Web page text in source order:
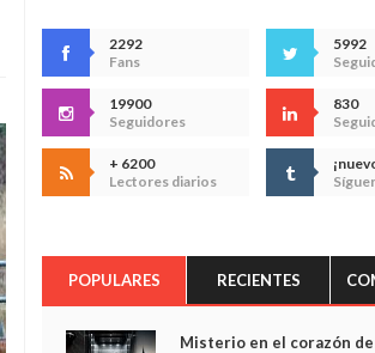
2292
Fans
5992
19900
Seguidores
830
+ 6200
Lectores diarios
POPULARES RECIENTES
Misterio en el corazón